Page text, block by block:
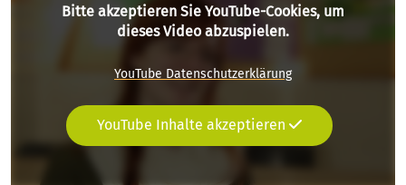
Bitte akzeptieren Sie YouTube-Cookies, um
dieses Video abzuspielen.
YouTube Datenschutzerklärung
YouTube Inhalte akzeptieren